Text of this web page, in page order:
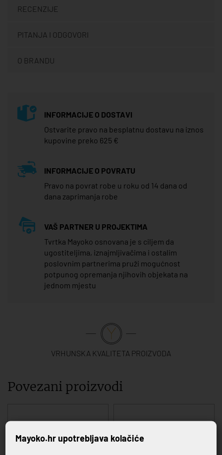
RECENZIJE
PITANJA I ODGOVORI
O BRANDU
INFORMACIJE O DOSTAVI
Ostvarite pravo na besplatnu dostavu na iznos
kupovine preko 625 €
INFORMACIJE O POVRATU
Pravo na povrat robe u roku od 14 dana od
dana zaprimanja robe
VAŠ PARTNER U PROJEKTIMA
Tvrtka Mayoko osnovana je s ciljem da
ugostiteljima, iznajmljivačima i ostalim
poslovnim partnerima pruži mogućnost
potpunog opremanja njihovih objekata na
jednom mjestu
VRHUNSKA KVALITETA PROIZVODA
Povezani proizvodi
Mayoko.hr upotrebljava kolačiće